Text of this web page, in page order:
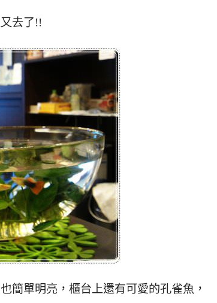
去了!!
簡單明亮，櫃台上還有可愛的孔雀魚，